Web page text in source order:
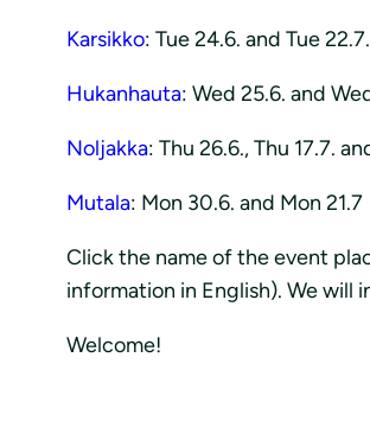
Karsikko: Tue 24.6. and Tue 22.7.
Hukanhauta: Wed 25.6. and
Noljakka: Thu 26.6., Thu 17.7.
Mutala: Mon 30.6. and Mon 21.7
Click the name of the event
information in English). We will
Welcome!